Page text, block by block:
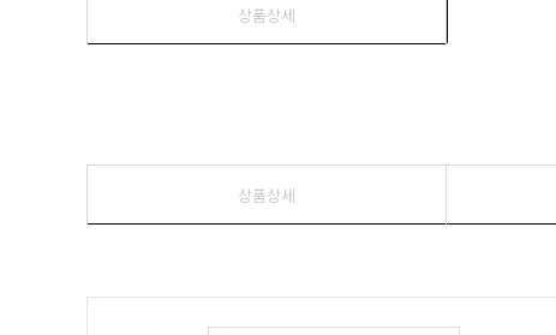
상품상세
상품상세